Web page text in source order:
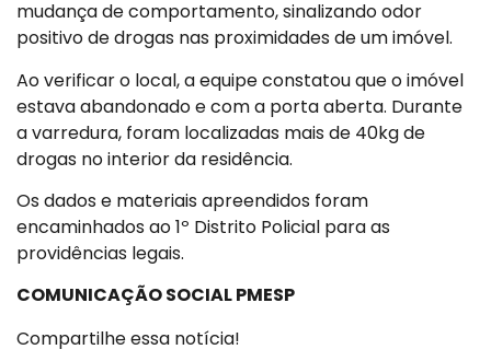
mudança de comportamento, sinalizando odor
positivo de drogas nas proximidades de um imóvel.
Ao verificar o local, a equipe constatou que o imóvel
estava abandonado e com a porta aberta. Durante
a varredura, foram localizadas mais de 40kg de
drogas no interior da residência.
Os dados e materiais apreendidos foram
encaminhados ao 1º Distrito Policial para as
providências legais.
COMUNICAÇÃO SOCIAL PMESP
Compartilhe essa notícia!